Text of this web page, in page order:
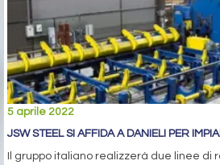
5 aprile 2022
JSW STEEL SI AFFIDA A DANIELI PER
Il gruppo italiano realizzerà due linee di